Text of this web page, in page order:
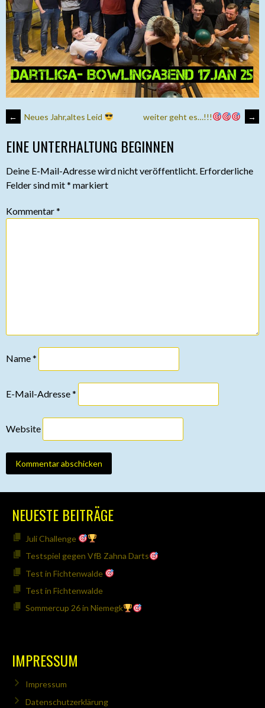
ARTIKEL-
NAVIGATION
← Neues Jahr,altes Leid weiter geht es…!!! →
EINE UNTERHALTUNG BEGINNEN
Deine E-Mail-Adresse wird nicht veröffentlicht. Erforderliche
Felder sind mit* markiert
Kommentar*
Name*
E-Mail-Adresse*
Website
NEUESTE BEITRÄGE
Juli Challenge
Testspiel gegen VfB Zahna Darts
Test in Fichtenwalde
Test in Fichtenwalde
Sommercup 26 in Niemegk
IMPRESSUM
Impressum
Datenschutzerklärung